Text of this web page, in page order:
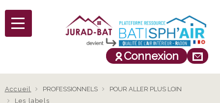
Connexion
Accueil PROFESSIONNELS
POUR ALLER PLUS LOIN
Les labels